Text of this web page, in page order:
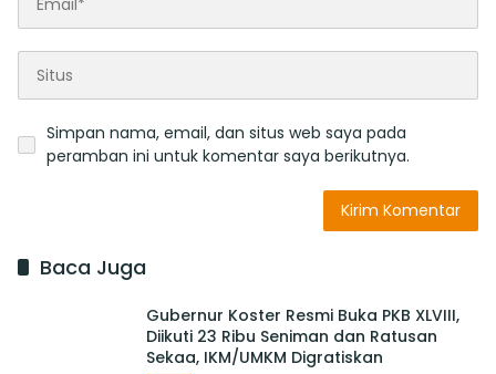
Simpan nama, email, dan situs web saya pada
peramban ini untuk komentar saya berikutnya.
Baca Juga
Gubernur Koster Resmi Buka PKB XLVIII,
Diikuti 23 Ribu Seniman dan Ratusan
Sekaa, IKM/UMKM Digratiskan